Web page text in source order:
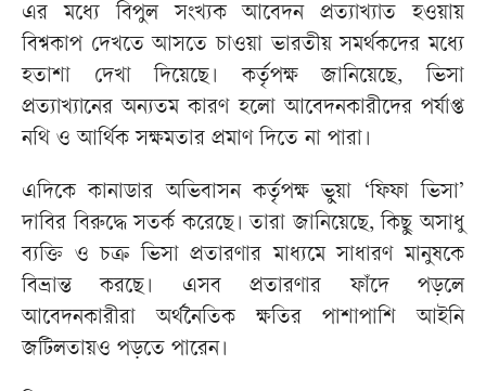
এর মধ্যে বিপুল সংখ্যক আবেদন প্রত্যাখ্যাত হওয়ায়
বিশ্বকাপ দেখতে আসতে চাওয়া ভারতীয় সমর্থকদের মধ্যে
হতাশা দেখা দিয়েছে। কর্তৃপক্ষ জানিয়েছে, ভিসা
প্রত্যাখ্যানের অন্যতম কারণ হলো আবেদনকারীদের পর্যাপ্ত
নথি ও আর্থিক সক্ষমতার প্রমাণ দিতে না পারা।
এদিকে কানাডার অভিবাসন কর্তৃপক্ষ ভুয়া ‘ফিফা ভিসা’
দাবির বিরুদ্ধে সতর্ক করেছে। তারা জানিয়েছে, কিছু অসাধু
ব্যক্তি ও চক্র ভিসা প্রতারণার মাধ্যমে সাধারণ মানুষকে
বিভ্রান্ত করছে। এসব প্রতারণার ফাঁদে পড়লে
আবেদনকারীরা অর্থনৈতিক ক্ষতির পাশাপাশি আইনি
জটিলতায়ও পড়তে পারেন।